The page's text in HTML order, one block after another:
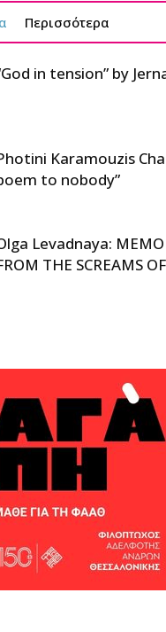
Περισσότερα
in tension” by
Karamouzis
to nobody”
Levadnaya:
THE SCREAMS